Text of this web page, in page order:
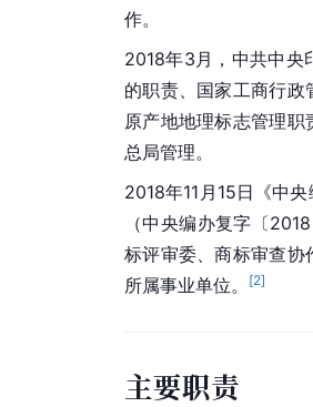
作。
2018年3月，中共中央
的职责、国家工商行
原产地地理标志管理
总局管理。
2018年11月15日《中
（中央编办复字〔
标评审委、商标审查协
所属事业单位。
[2]
主要职责